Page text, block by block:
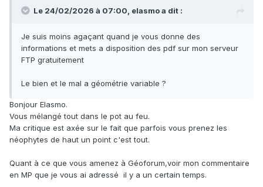
Le 24/02/2026 à 07:00, elasmoa dit :
Je suis moins agaçant quand je vous donne des
informations et mets a disposition des pdf sur mon serveur
FTP gratuitement
Le bien et le mal a géométrie variable ?
Bonjour Elasmo.
Vous mélangé tout dans le pot au feu.
Ma critique est axée sur le fait que parfois vous prenez les
néophytes de haut un point c'est tout.
Quant à ce que vous amenez à Géoforum,voir mon commentaire
en MP que je vous ai adressé il y a un certain temps.